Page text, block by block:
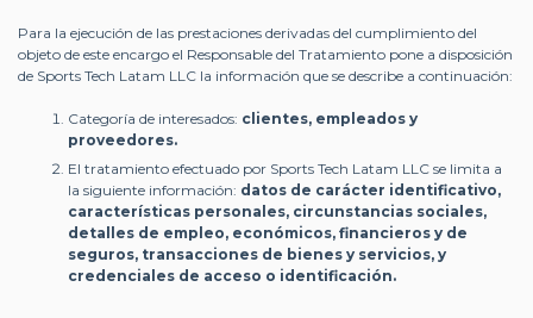
Para la ejecución de las prestaciones derivadas del cumplimiento del
objeto de este encargo el Responsable del Tratamiento pone a disposición
de Sports Tech Latam LLC la información que se describe a continuación:
Categoría de interesados: clientes, empleados y
proveedores.
El tratamiento efectuado por Sports Tech Latam LLC se limita a
la siguiente información: datos de carácter identificativo,
características personales, circunstancias sociales,
detalles de empleo, económicos, financieros y de
seguros, transacciones de bienes y servicios, y
credenciales de acceso o identificación.